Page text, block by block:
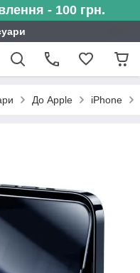
- 100 грн.
До Apple iPhone